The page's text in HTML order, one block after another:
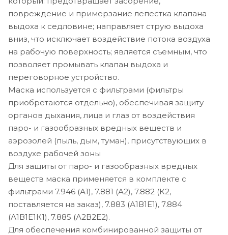
повреждение и примерзание лепестка клапана
выдоха к седловине; направляет струю выдоха
вниз, что исключает воздействие потока воздуха
на рабочую поверхность; является съемным, что
позволяет промывать клапан выдоха и
переговорное устройство.
Маска используется с фильтрами (фильтры
приобретаются отдельно), обеспечивая защиту
органов дыхания, лица и глаз от воздействия
паро- и газообразных вредных веществ и
аэрозолей (пыль, дым, туман), присутствующих в
воздухе рабочей зоны
Для защиты от паро- и газообразных вредных
веществ маска применяется в комплекте с
фильтрами 7.946 (А1), 7.881 (А2), 7.882 (К2,
поставляется на заказ), 7.883 (А1В1Е1), 7.884
(А1В1Е1К1), 7.885 (А2В2Е2).
Для обеспечения комбинированной защиты от